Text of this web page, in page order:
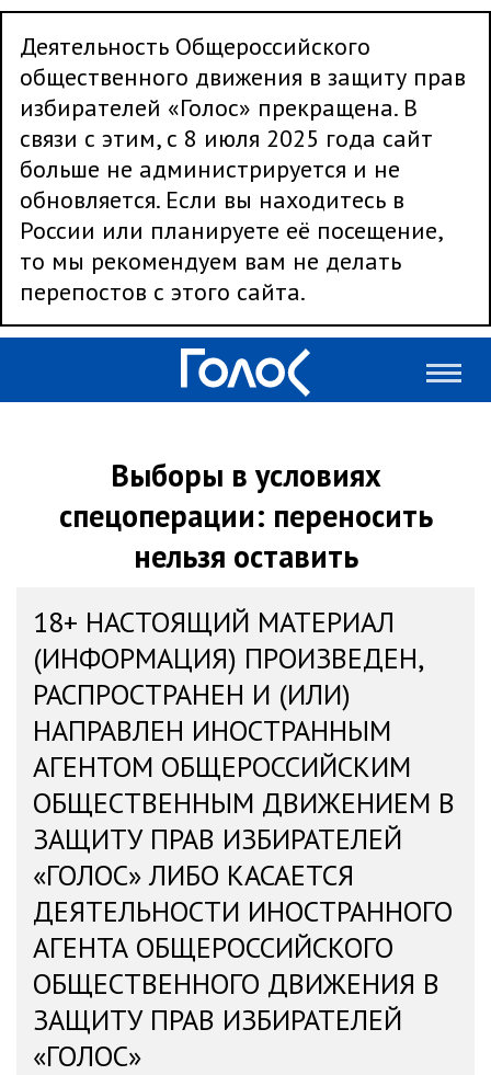
Деятельность Общероссийского
общественного движения в защиту прав
избирателей «Голос» прекращена. В
связи с этим, с 8 июля 2025 года сайт
больше не администрируется и не
обновляется. Если вы находитесь в
России или планируете её посещение,
то мы рекомендуем вам не делать
перепостов с этого сайта.
Выборы в условиях
спецоперации: переносить
нельзя оставить
18+ НАСТОЯЩИЙ МАТЕРИАЛ
(ИНФОРМАЦИЯ) ПРОИЗВЕДЕН,
РАСПРОСТРАНЕН И (ИЛИ)
НАПРАВЛЕН ИНОСТРАННЫМ
АГЕНТОМ ОБЩЕРОССИЙСКИМ
ОБЩЕСТВЕННЫМ ДВИЖЕНИЕМ В
ЗАЩИТУ ПРАВ ИЗБИРАТЕЛЕЙ
«ГОЛОС» ЛИБО КАСАЕТСЯ
ДЕЯТЕЛЬНОСТИ ИНОСТРАННОГО
АГЕНТА ОБЩЕРОССИЙСКОГО
ОБЩЕСТВЕННОГО ДВИЖЕНИЯ В
ЗАЩИТУ ПРАВ ИЗБИРАТЕЛЕЙ
«ГОЛОС»